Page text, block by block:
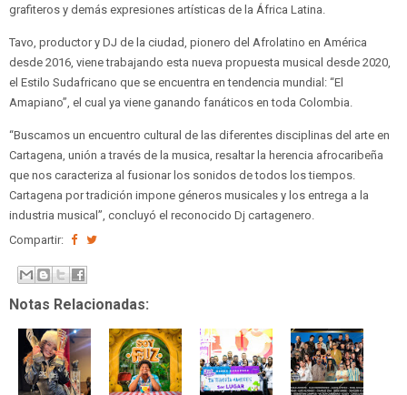
grafiteros y demás expresiones artísticas de la África Latina.
Tavo, productor y DJ de la ciudad, pionero del Afrolatino en América
desde 2016, viene trabajando esta nueva propuesta musical desde 2020,
el Estilo Sudafricano que se encuentra en tendencia mundial: “El
Amapiano”, el cual ya viene ganando fanáticos en toda Colombia.
“Buscamos un encuentro cultural de las diferentes disciplinas del arte en
Cartagena, unión a través de la musica, resaltar la herencia afrocaribeña
que nos caracteriza al fusionar los sonidos de todos los tiempos.
Cartagena por tradición impone géneros musicales y los entrega a la
industria musical”, concluyó el reconocido Dj cartagenero.
Compartir:
Notas Relacionadas: